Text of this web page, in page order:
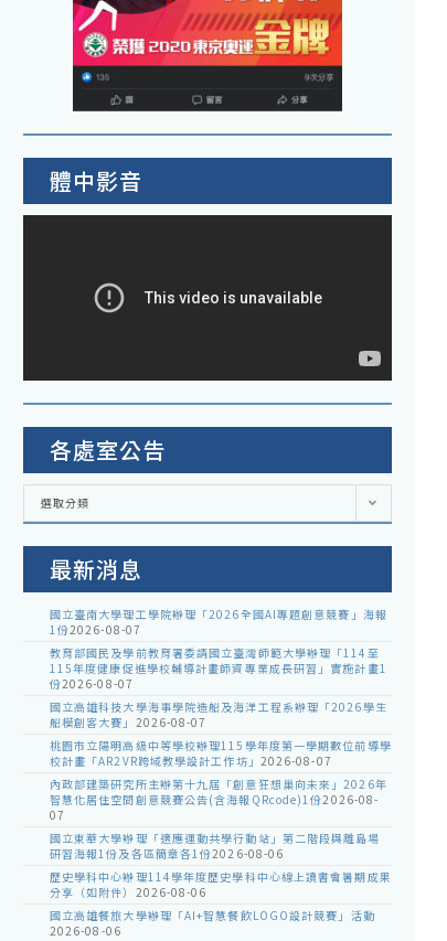
體中影音
各處室公告
各
室
選取分類
最新消息
國立臺南大學理工學院辦理「2026全國AI專題創意競賽」海報
1份2026-08-07
教育部國民及學前教育署委請國立臺灣師範大學辦理「114至
115年度健康促進學校輔導計畫師資專業成長研習」實施計畫1
份2026-08-07
國立高雄科技大學海事學院造船及海洋工程系辦理「2026學生
船模創客大賽」 2026-08-07
桃園市立陽明高級中等學校辦理115學年度第一學期數位前導學
校計畫「AR2VR跨域教學設計工作坊」 2026-08-07
內政部建築研究所主辦第十九屆「創意狂想巢向未來」2026年
智慧化居住空間創意競賽公告(含海報QRcode)1份2026-08-
07
國立東華大學辦理「適應運動共學行動站」第二階段與離島場
研習海報1份及各區簡章各1份2026-08-06
歷史學科中心辦理114學年度歷史學科中心線上讀書會暑期成果
分享（如附件） 2026-08-06
國立高雄餐旅大學辦理「AI+智慧餐飲LOGO設計競賽」活動
2026-08-06